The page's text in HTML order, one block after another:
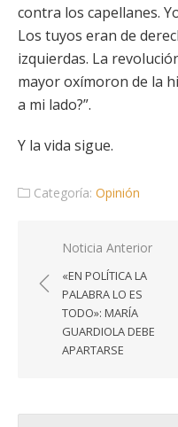
contra los capellanes.
Los tuyos eran de
izquierdas. La
mayor oxímoron de la
a mi lado?”.
Y la vida sigue.
Categoría: Opinión
Navegación
de
entradas
Noticia Anterior
«EN POLÍTICA LA
PALABRA LO ES
TODO»: MARÍA
GUARDIOLA DEBE
APARTARSE